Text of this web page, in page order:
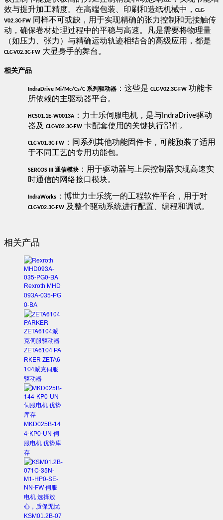
效与提升加工精度。在高端包装、印刷和造纸机械中， ​CLC-
V02.3C-FW​ 同样不可或缺，用于实现精确的张力控制和无接触传
动，确保卷材处理过程中的平稳与高速。凡是需要将物理量
（如压力、张力）与精确运动轨迹相结合的高级应用，都是
CLC-V02.3C-FW​ 大显身手的舞台。
​相关产品​
​IndraDrive Mi/Mc/Cs/C 系列驱动器 ：这些是 ​CLC-V02.3C-FW​ 功能卡
所依赖的主驱动器平台。
​HCS01.1E-W0013A​ ：力士乐伺服电机，是与 IndraDrive驱动
器及 ​CLC-V02.3C-FW​ 卡配套使用的关键执行部件。
​CLC-V01.3C-FW​ ：同系列其他功能固件卡，可能预装了适用
于不同工艺的专用功能包。
​SERCOS III 通信模块 ：用于驱动器与上层控制器实现高速实
时通信的网络接口模块。
​IndraWorks​ ：博世力士乐统一的工程软件平台，用于对
CLC-V02.3C-FW​ 及整个驱动系统进行配置、编程和调试。
相关产品
Rexroth MHD
093A-035-PG
0-BA
ZETA6104 PA
RKER ZETA6
104派克伺服
驱动器
MKD025B-14
4-KP0-UN 伺
服电机 优势库
存
KSM01.2B-07